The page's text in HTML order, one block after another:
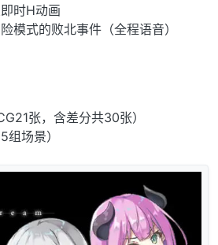
时H动画
模式的败北事件（全程语音）
张，含差分共30张）
组场景）